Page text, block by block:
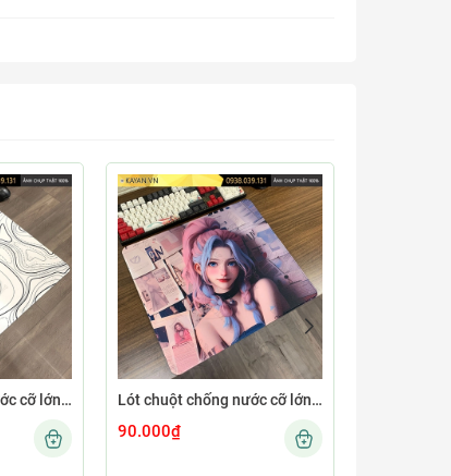
Lót chuột chống nước cỡ lớn 45x40cm dày 4mm MINIMAL-12-45X40-4MM Lót chuột chống nước cỡ lớn 45x40cm dày 4mm GIRL-04-45X40-4MM
90.000₫